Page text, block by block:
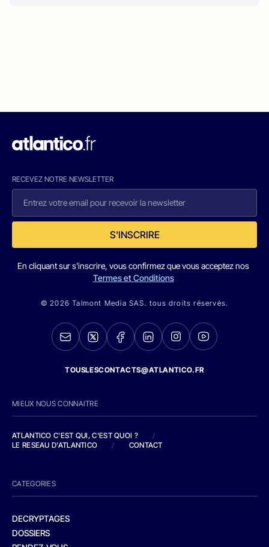
RECEVEZ NOTRE NEWSLETTER
S'INSCRIRE
En cliquant sur s'inscrire, vous confirmez que vous acceptez nos
Termes et Conditions
© 2026 Talmont Media SAS. tous droits réservés.
TOUSLESCONTACTS@ATLANTICO.FR
MIEUX NOUS CONNAITRE
ATLANTICO C'EST QUI, C'EST QUOI ?
/
LE RESEAU D'ATLANTICO
/ CONTACT
CATEGORIES
DECRYPTAGES
DOSSIERS